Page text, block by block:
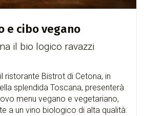
e cibo vegano
il bio logico ravazzi
ristorante Bistrot di Cetona, in
splendida Toscana, presenterà
menu vegano e vegetariano,
a un vino biologico di alta qualità: